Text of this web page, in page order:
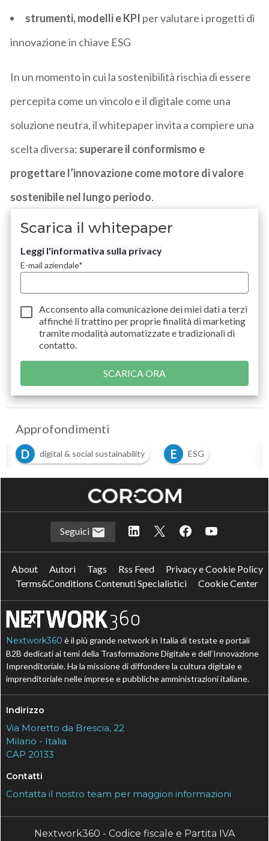
strumenti, modelli e KPI per valutare i progetti di
innovazione in chiave ESG
In un momento in cui la sostenibilità rischia di essere
percepita come un vincolo e il digitale come una
soluzione neutra, il whitepaper invita a compiere una
scelta diversa: superare il conformismo e
progettare l’innovazione come motore di valore
sostenibile nel lungo periodo.
Scarica il whitepaper
Leggi l'informativa sulla privacy
E-mail aziendale*
Acconsento alla comunicazione dei miei dati aterzi
affinché li trattino per proprie finalità di marketing
tramite modalità automatizzate e tradizionali di
contatto.
Approfondimenti
D
digital & social sustainability E ESG
Seguici
About Autori Tags Rss Feed
Privacy e Cookie Policy
Terms&Conditions Contenuti Specialistici
Cookie Center
Nextwork360 è il più grande network in Italia di testate e portali
B2B dedicati ai temi della Trasformazione Digitale e dell’Innovazione
Imprenditoriale. Ha la missione di diffondere la cultura digitale e
imprenditoriale nelle imprese e pubbliche amministrazioni italiane.
Indirizzo
Via Moretto da Brescia, 22
Milano - Italia
CAP 20133
Contatti
Contatta il nostro team per maggiori informazioni
Nextwork360 - Codice fiscale e Partita IVA